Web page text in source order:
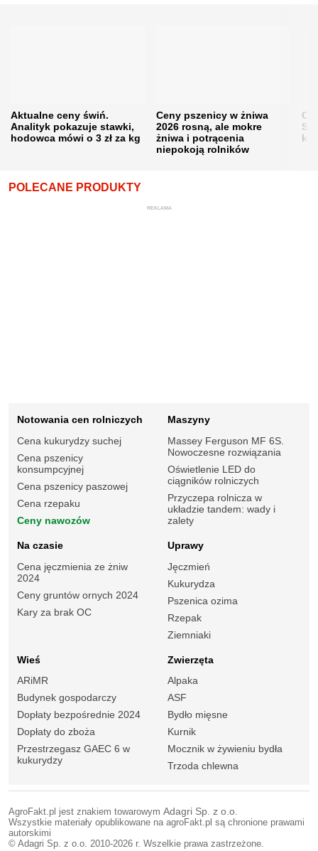
Aktualne ceny świń.
Analityk pokazuje stawki,
hodowca mówi o 3 zł za kg
Ceny pszenicy w żniwa
2026 rosną, ale mokre
żniwa i potrącenia
niepokoją rolników
POLECANE PRODUKTY
REKLAMA
Notowania cen rolniczych
Cena kukurydzy suchej
Cena pszenicy
konsumpcyjnej
Cena pszenicy paszowej
Cena rzepaku
Ceny nawozów
Maszyny
Massey Ferguson MF 6S.
Nowoczesne rozwiązania
Oświetlenie LED do
ciągników rolniczych
Przyczepa rolnicza w
układzie tandem: wady i
zalety
Na czasie
Cena jęczmienia ze żniw
2024
Ceny gruntów ornych 2024
Kary za brak OC
Uprawy
Jęczmień
Kukurydza
Pszenica ozima
Rzepak
Ziemniaki
Wieś
ARiMR
Budynek gospodarczy
Dopłaty bezpośrednie 2024
Dopłaty do zboża
Przestrzegasz GAEC 6 w
kukurydzy
Zwierzęta
Alpaka
ASF
Bydło mięsne
Kurnik
Mocznik w żywieniu bydła
Trzoda chlewna
AgroFakt.pl jest znakiem towarowym Adagri Sp. z o.o.
Wszystkie materiały opublikowane na agroFakt.pl są chronione prawami
autorskimi
© Adagri Sp. z o.o. 2010-2026 r. Wszelkie prawa zastrzeżone.